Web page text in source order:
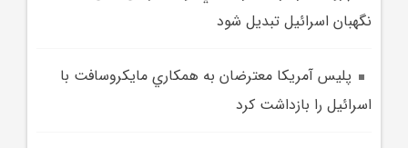
نگهبان اسرائيل تبديل شود
پليس آمريکا معترضان به همکاري مايکروسافت با
اسرائيل را بازداشت کرد